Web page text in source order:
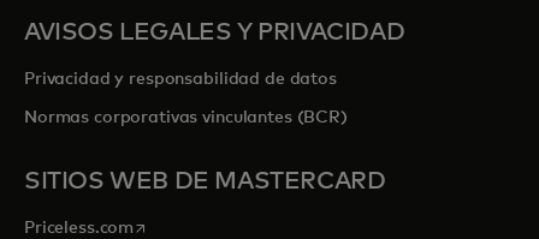
AVISOS LEGALES Y PRIVACIDAD
Privacidad y responsabilidad de datos
Normas corporativas vinculantes (BCR)
SITIOS WEB DE MASTERCARD
Priceless.com se abre en una pestaña nueva